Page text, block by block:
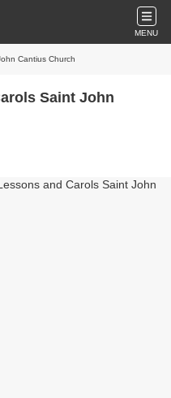
MENU
Cantius Church
Saint John